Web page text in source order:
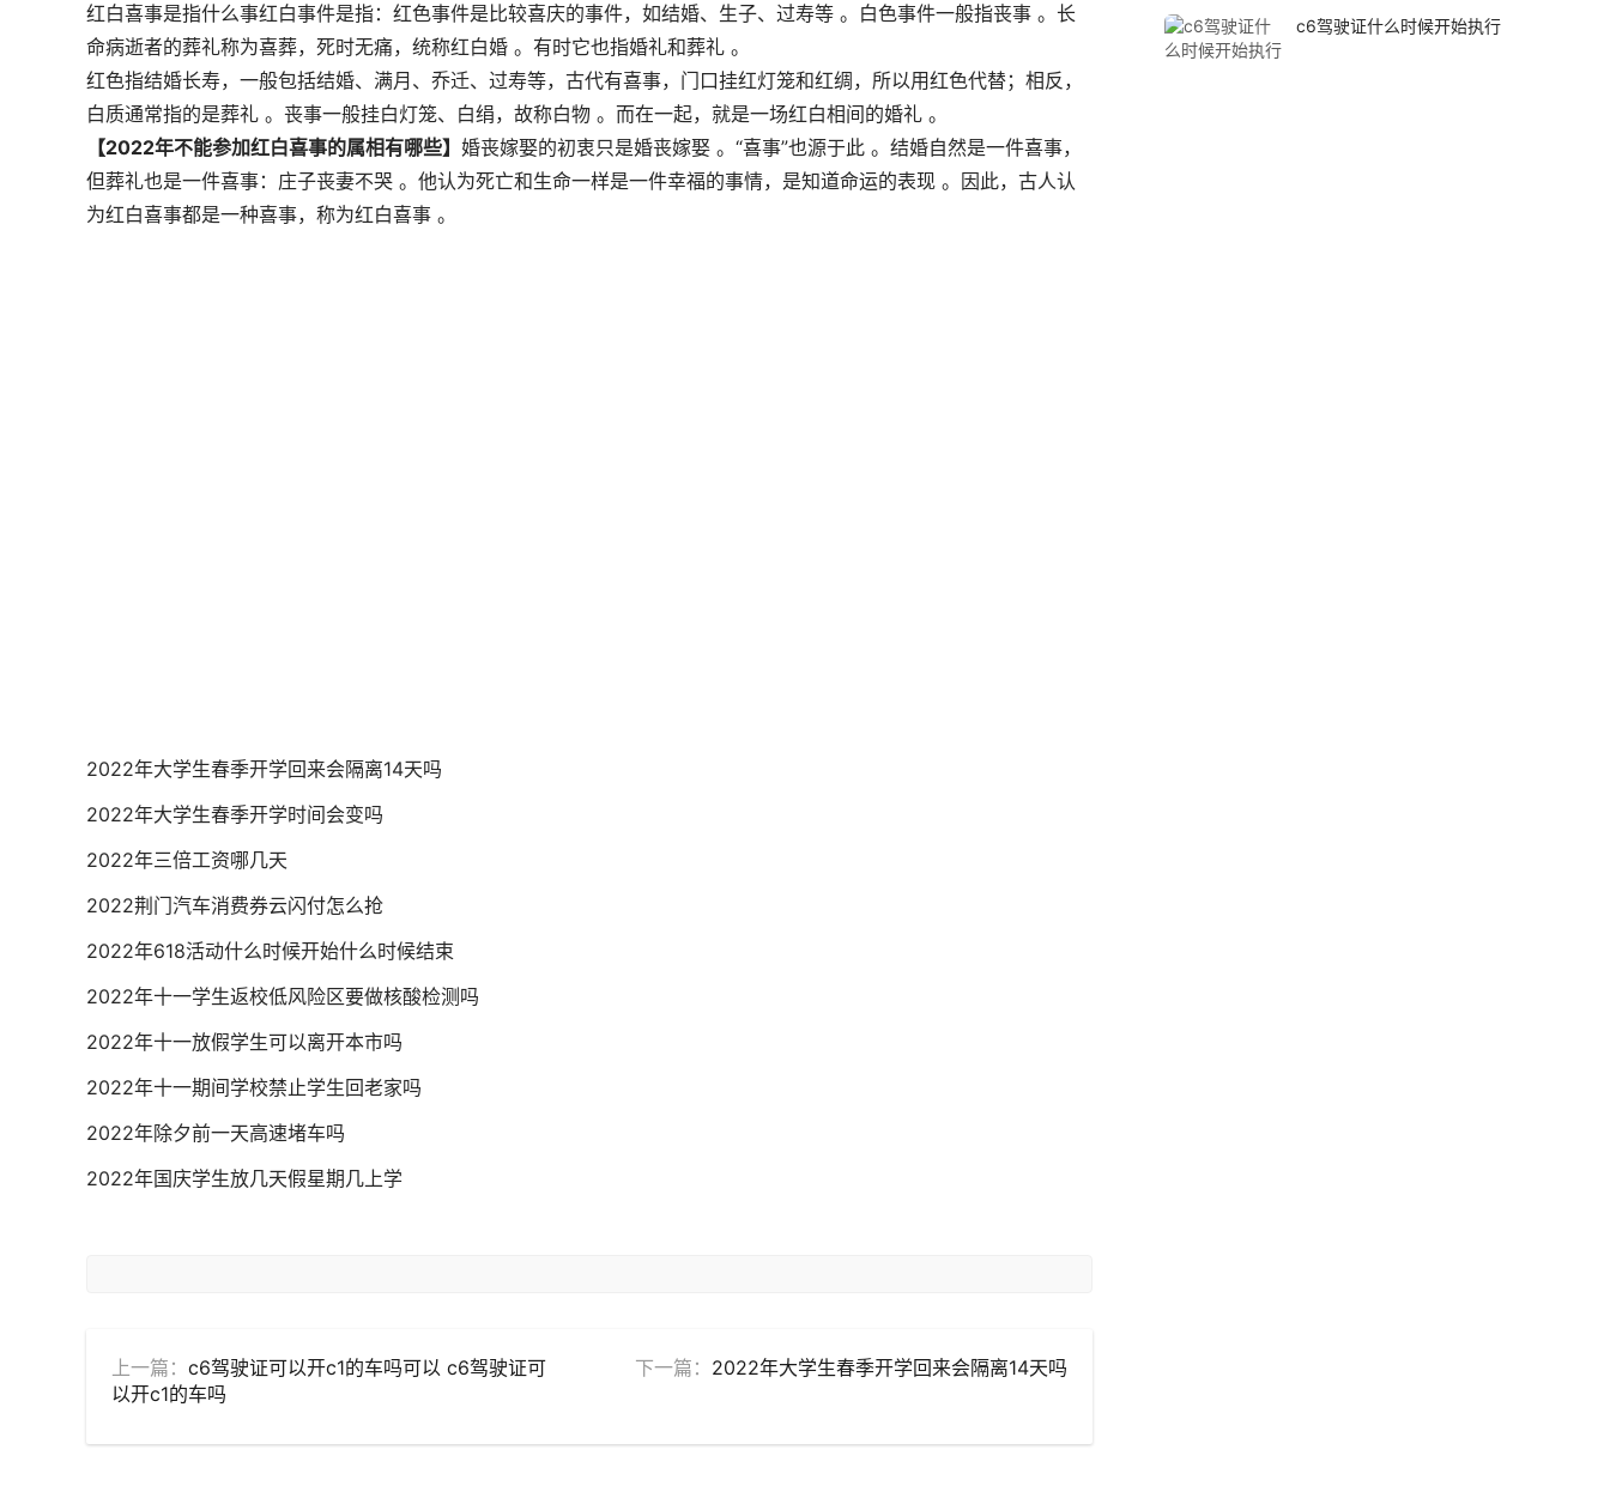
红白喜事是指什么事红白事件是指：红色事件是比较喜庆的事件，如结婚、生子、过寿等 。白色事件一般指丧事 。长
命病逝者的葬礼称为喜葬，死时无痛，统称红白婚 。有时它也指婚礼和葬礼 。
红色指结婚长寿，一般包括结婚、满月、乔迁、过寿等，古代有喜事，门口挂红灯笼和红绸，所以用红色代替；相反，
白质通常指的是葬礼 。丧事一般挂白灯笼、白绢，故称白物 。而在一起，就是一场红白相间的婚礼 。
【2022年不能参加红白喜事的属相有哪些】 婚丧嫁娶的初衷只是婚丧嫁娶 。“喜事”也源于此 。结婚自然是一件喜事，
但葬礼也是一件喜事：庄子丧妻不哭 。他认为死亡和生命一样是一件幸福的事情，是知道命运的表现 。因此，古人认
为红白喜事都是一种喜事，称为红白喜事 。
2022年大学生春季开学回来会隔离14天吗
2022年大学生春季开学时间会变吗
2022年三倍工资哪几天
2022荆门汽车消费券云闪付怎么抢
2022年618活动什么时候开始什么时候结束
2022年十一学生返校低风险区要做核酸检测吗
2022年十一放假学生可以离开本市吗
2022年十一期间学校禁止学生回老家吗
2022年除夕前一天高速堵车吗
2022年国庆学生放几天假星期几上学
上一篇： c6驾驶证可以开c1的车吗可以 c6驾驶证可
以开c1的车吗
下一篇： 2022年大学生春季开学回来会隔离14天吗
c6驾驶证什么时候开始执行